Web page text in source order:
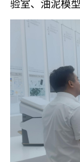
验室、油泥模